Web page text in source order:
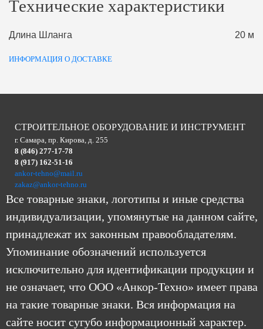
Технические характеристики
Длина Шланга 20 м
ИНФОРМАЦИЯ О ДОСТАВКЕ
СТРОИТЕЛЬНОЕ ОБОРУДОВАНИЕ И ИНСТРУМЕНТ
г. Самара, пр. Кирова, д. 255
8 (846) 277-17-78
8 (917) 162-51-16
ankor-tehno@mail.ru
zakaz@ankor-tehno.ru
Все товарные знаки, логотипы и иные средства
индивидуализации, упомянутые на данном сайте,
принадлежат их законным правообладателям.
Упоминание обозначений используется
исключительно для идентификации продукции и
не означает, что ООО «Анкор-Техно» имеет права
на такие товарные знаки. Вся информация на
сайте носит сугубо информационный характер.